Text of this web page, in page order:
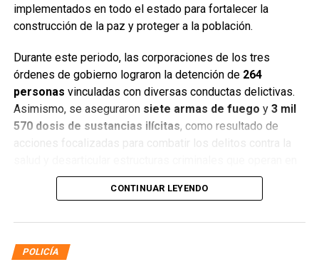
implementados en todo el estado para fortalecer la
construcción de la paz y proteger a la población.
Durante este periodo, las corporaciones de los tres
órdenes de gobierno lograron la detención de 264
personas vinculadas con diversas conductas delictivas.
Asimismo, se aseguraron siete armas de fuego y 3 mil
570 dosis de sustancias ilícitas, como resultado de
acciones focalizadas para combatir los delitos contra la
distintos municipios.
CONTINUAR LEYENDO
POLICÍA